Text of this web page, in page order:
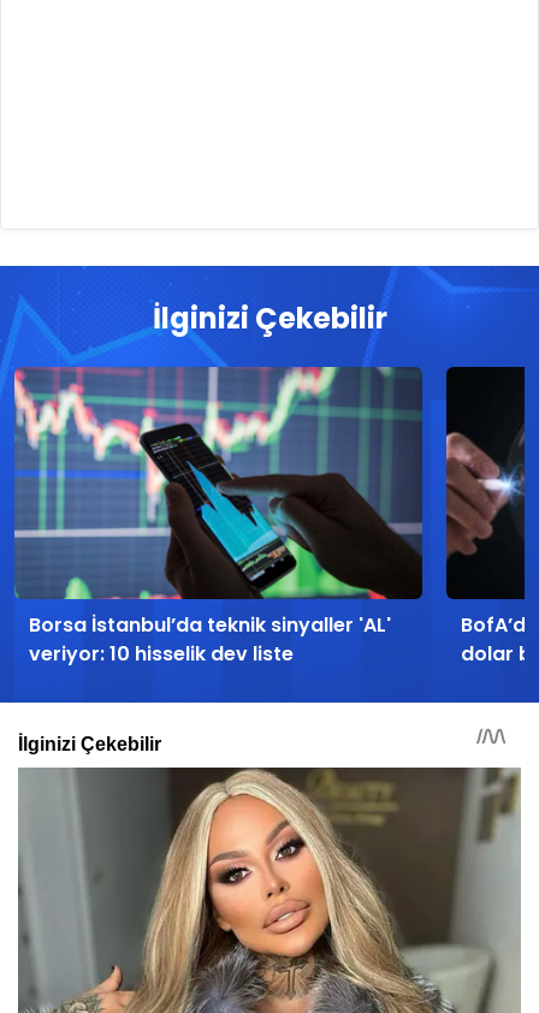
İlginizi Çekebilir
Borsa İstanbul’da teknik sinyaller 'AL'
veriyor: 10 hisselik dev liste